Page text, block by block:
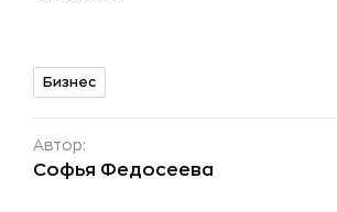
Бизнес
Автор:
Софья Федосеева